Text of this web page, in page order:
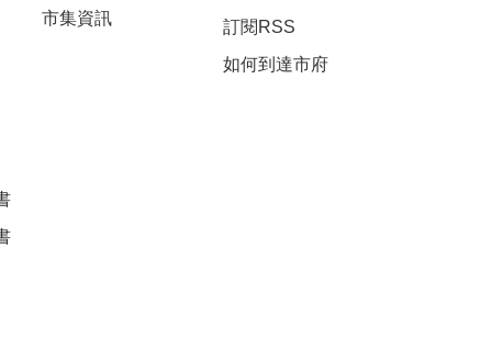
市集資訊
訂閱RSS
如何到達市府